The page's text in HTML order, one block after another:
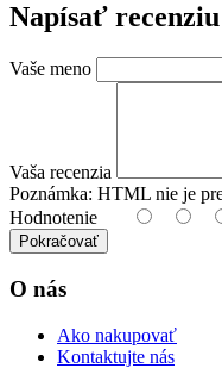
Napísať recenziu
Vaše meno
Vaša recenzia
Poznámka: HTML nie je
Hodnotenie
Pokračovať
O nás
Ako nakupovať
Kontaktujte nás